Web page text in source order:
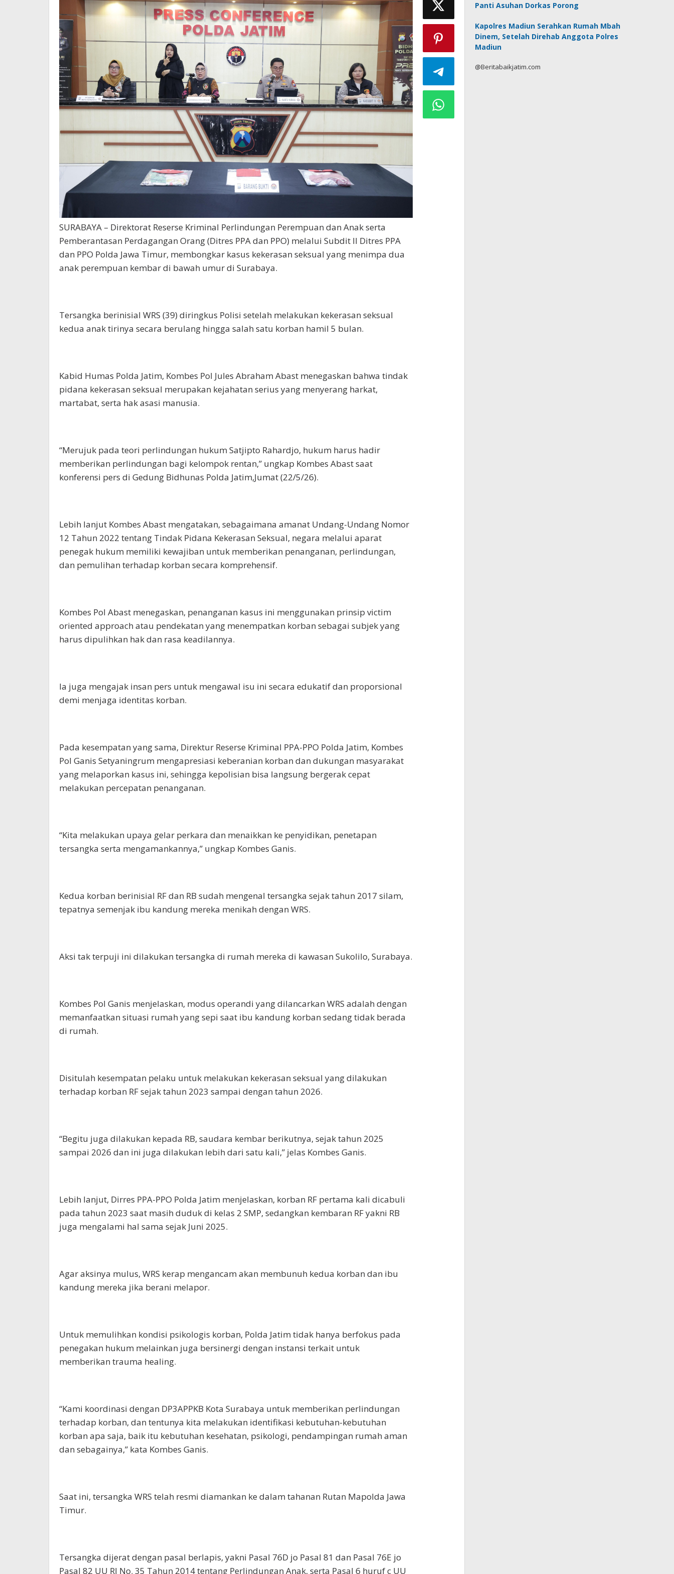
SURABAYA – Direktorat Reserse Kriminal Perlindungan Perempuan dan Anak serta
Pemberantasan Perdagangan Orang (Ditres PPA dan PPO) melalui Subdit II Ditres PPA
dan PPO Polda Jawa Timur, membongkar kasus kekerasan seksual yang menimpa dua
anak perempuan kembar di bawah umur di Surabaya.
Tersangka berinisial WRS (39) diringkus Polisi setelah melakukan kekerasan seksual
kedua anak tirinya secara berulang hingga salah satu korban hamil 5 bulan.
Kabid Humas Polda Jatim, Kombes Pol Jules Abraham Abast menegaskan bahwa tindak
pidana kekerasan seksual merupakan kejahatan serius yang menyerang harkat,
martabat, serta hak asasi manusia.
“Merujuk pada teori perlindungan hukum Satjipto Rahardjo, hukum harus hadir
memberikan perlindungan bagi kelompok rentan,” ungkap Kombes Abast saat
konferensi pers di Gedung Bidhunas Polda Jatim,Jumat (22/5/26).
Lebih lanjut Kombes Abast mengatakan, sebagaimana amanat Undang-Undang Nomor
12 Tahun 2022 tentang Tindak Pidana Kekerasan Seksual, negara melalui aparat
penegak hukum memiliki kewajiban untuk memberikan penanganan, perlindungan,
dan pemulihan terhadap korban secara komprehensif.
Kombes Pol Abast menegaskan, penanganan kasus ini menggunakan prinsip victim
oriented approach atau pendekatan yang menempatkan korban sebagai subjek yang
harus dipulihkan hak dan rasa keadilannya.
Ia juga mengajak insan pers untuk mengawal isu ini secara edukatif dan proporsional
demi menjaga identitas korban.
Pada kesempatan yang sama, Direktur Reserse Kriminal PPA-PPO Polda Jatim, Kombes
Pol Ganis Setyaningrum mengapresiasi keberanian korban dan dukungan masyarakat
yang melaporkan kasus ini, sehingga kepolisian bisa langsung bergerak cepat
melakukan percepatan penanganan.
“Kita melakukan upaya gelar perkara dan menaikkan ke penyidikan, penetapan
tersangka serta mengamankannya,” ungkap Kombes Ganis.
Kedua korban berinisial RF dan RB sudah mengenal tersangka sejak tahun 2017 silam,
tepatnya semenjak ibu kandung mereka menikah dengan WRS.
Aksi tak terpuji ini dilakukan tersangka di rumah mereka di kawasan Sukolilo, Surabaya.
Kombes Pol Ganis menjelaskan, modus operandi yang dilancarkan WRS adalah dengan
memanfaatkan situasi rumah yang sepi saat ibu kandung korban sedang tidak berada
di rumah.
Disitulah kesempatan pelaku untuk melakukan kekerasan seksual yang dilakukan
terhadap korban RF sejak tahun 2023 sampai dengan tahun 2026.
“Begitu juga dilakukan kepada RB, saudara kembar berikutnya, sejak tahun 2025
sampai 2026 dan ini juga dilakukan lebih dari satu kali,” jelas Kombes Ganis.
Lebih lanjut, Dirres PPA-PPO Polda Jatim menjelaskan, korban RF pertama kali dicabuli
pada tahun 2023 saat masih duduk di kelas 2 SMP, sedangkan kembaran RF yakni RB
juga mengalami hal sama sejak Juni 2025.
Agar aksinya mulus, WRS kerap mengancam akan membunuh kedua korban dan ibu
kandung mereka jika berani melapor.
Untuk memulihkan kondisi psikologis korban, Polda Jatim tidak hanya berfokus pada
penegakan hukum melainkan juga bersinergi dengan instansi terkait untuk
memberikan trauma healing.
“Kami koordinasi dengan DP3APPKB Kota Surabaya untuk memberikan perlindungan
terhadap korban, dan tentunya kita melakukan identifikasi kebutuhan-kebutuhan
korban apa saja, baik itu kebutuhan kesehatan, psikologi, pendampingan rumah aman
dan sebagainya,” kata Kombes Ganis.
Saat ini, tersangka WRS telah resmi diamankan ke dalam tahanan Rutan Mapolda Jawa
Timur.
Tersangka dijerat dengan pasal berlapis, yakni Pasal 76D jo Pasal 81 dan Pasal 76E jo
Pasal 82 UU RI No. 35 Tahun 2014 tentang Perlindungan Anak, serta Pasal 6 huruf c UU
Panti Asuhan Dorkas Porong
Kapolres Madiun Serahkan Rumah Mbah
Dinem, Setelah Direhab Anggota Polres
Madiun
@Beritabaikjatim.com